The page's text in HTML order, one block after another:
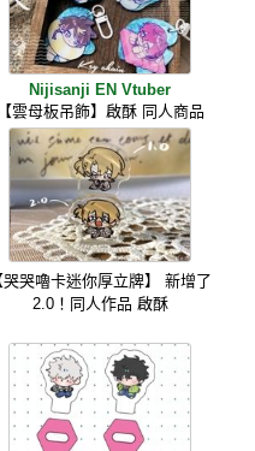
Nijisanji EN Vtuber
【雲母板吊飾】啟酥 同人商品
哭哭嚕卡迷你厚立牌】 新增了
2.0！同人作品 啟酥